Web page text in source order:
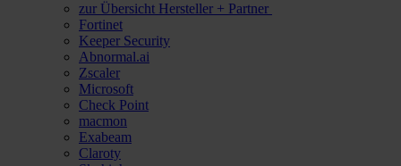
zur Übersicht Hersteller + Partner
Fortinet
Keeper Security
Abnormal.ai
Zscaler
Microsoft
Check Point
macmon
Exabeam
Claroty